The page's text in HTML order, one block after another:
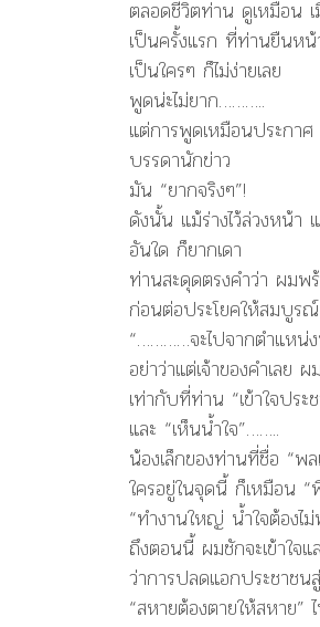
ตลอดชีวิตท่าน ดูเหมือน
เป็นครั้งแรก ที่ท่านยืนหน้
เป็นใครๆ ก็ไม่ง่ายเลย
พูดน่ะไม่ยาก………..
แต่การพูดเหมือนประกา
บรรดานักข่าว
มัน “ยากจริงๆ”!
ดังนั้น แม้ร่างไว้ล่วงหน้า
อันใด ก็ยากเดา
ท่านสะดุดตรงคำว่า ผม
ก่อนต่อประโยคให้สมบูร
“…………จะไปจากตำแหน่
อย่าว่าแต่เจ้าของคำเลย
เท่ากับที่ท่าน “เข้าใจประ
และ “เห็นน้ำใจ”……..
น้องเล็กของท่านที่ชื่อ “พ
ใครอยู่ในจุดนี้ ก็เหมือน
“ทำงานใหญ่ น้ำใจต้องไ
ถึงตอนนี้ ผมชักจะเข้าใจแ
ว่าการปลดแอกประชาช
“สหายต้องตายให้สหาย” ไ